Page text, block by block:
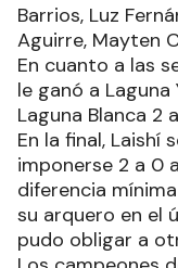
Barrios, Luz
Aguirre, Mayten
En cuanto a las
le ganó a Laguna
Laguna Blanca 2
En la final, Laishí
imponerse 2 a 0
diferencia
su arquero en el
pudo obligar a